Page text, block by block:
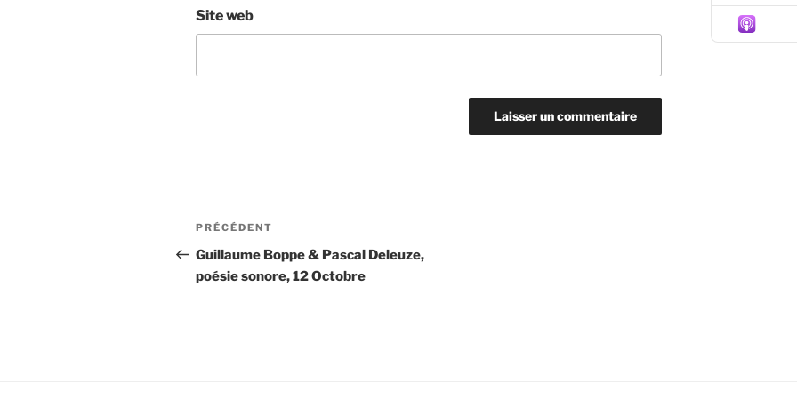
Site web
Navigation
de
l’article
Article
précédent
PRÉCÉDENT
Guillaume Boppe & Pascal Deleuze,
poésie sonore, 12 Octobre